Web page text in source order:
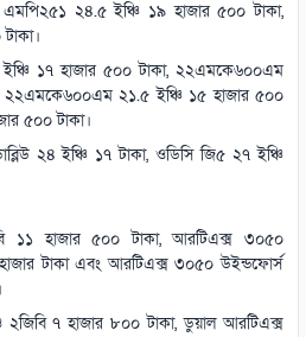
২৪.৫ ইঞ্চি ১৯ হাজার ৫০০ টাকা,
১৭ হাজার ৫০০ টাকা, ২২এমকে৬০০এম
২২এমকে৬০০এম ২১.৫ ইঞ্চি ১৫ হাজার ৫০০
৫০০ টাকা।
২৪ ইঞ্চি ১৭ টাকা, ওডিসি জি৫ ২৭ ইঞ্চি
১১ হাজার ৫০০ টাকা, আরটিএক্স ৩০৫০
টাকা এবং আরটিএক্স ৩০৫০ উইন্ডফোর্স
৭ হাজার ৮০০ টাকা, ডুয়াল আরটিএক্স